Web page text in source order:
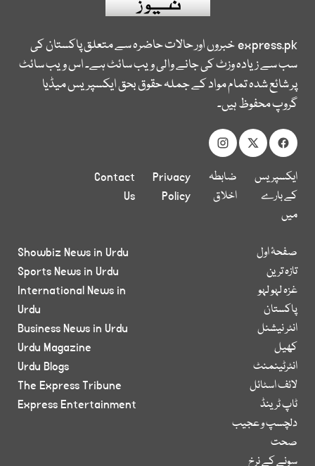
express.pkخبروں اور حالات حاضرہ سے متعلق پاکستان کی
سب سے زیادہ وزٹ کی جانے والی ویب سائٹ ہے۔ اس ویب سائٹ
پر شائع شدہ تمام مواد کے جملہ حقوق بحق ایکسپریس میڈیا
گروپ محفوظ ہیں۔
ایکسپریس
کے بارے
میں
ضابطہ
اخلاق
Privacy
Policy
Contact
Us
صفحۂ اول
تازہ ترین
غزہ لہو لہو
پاکستان
انٹر نیشنل
کھیل
انٹرٹینمنٹ
لائف اسٹائل
ٹاپ ٹرینڈ
دلچسپ و عجیب
صحت
سونے کے نرخ
Showbiz News in Urdu
Sports News in Urdu
International News in
Urdu
Business News in Urdu
Urdu Magazine
Urdu Blogs
The Express Tribune
Express Entertainment